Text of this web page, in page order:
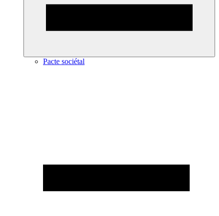
Pacte sociétal